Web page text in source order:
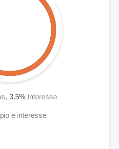
3.5% Interesse
e interesse